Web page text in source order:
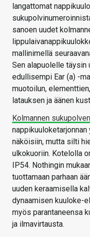
langattomat
sanoen uudet
mallinimellä
Sen alapuolelle täysin
edullisempi Ear (a) -
muotoilun,
latauksen ja äänen
Kolmannen
näköisiin, mutta silti
ulkokuoriin. Kotelolla
IP54. Nothingin
tuottamaan parhaan
uuden keraamisella
dynaamisen kuuloke-
myös parantaneensa
ja ilmavirtausta.